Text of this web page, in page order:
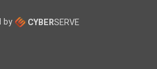
by CYBERSERVE